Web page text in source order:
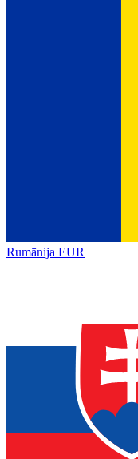
Rumānija EUR